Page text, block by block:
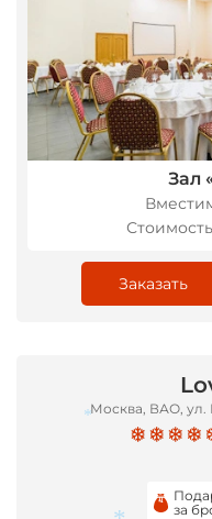
Зал
Заказать
Москва, ВАО, ул.
за